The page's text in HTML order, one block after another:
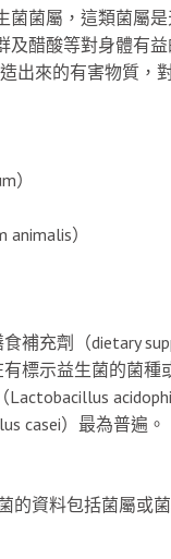
菌屬，這類菌屬
醋酸等對身體有
出來的有害物質，
）
）
補充劑（dietary
標示益生菌的菌種
casei）最為普遍。
的資料包括菌屬或